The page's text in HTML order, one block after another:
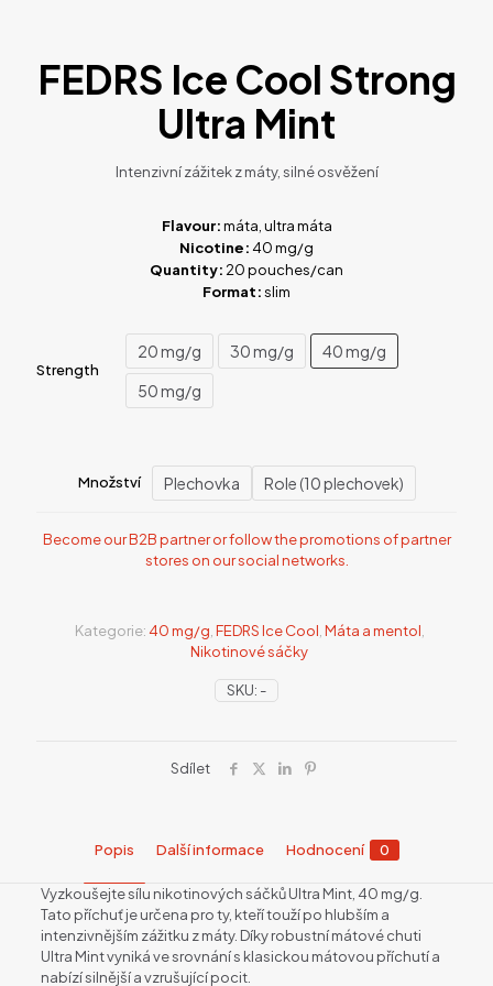
FEDRS Ice Cool Strong
Ultra Mint
Intenzivní zážitek z máty, silné osvěžení
Flavour:máta, ultra máta
Nicotine:40 mg/g
Quantity: 20 pouches/can
Format:slim
Strength
20 mg/g 30 mg/g
40 mg/g
50 mg/g
Množství Plechovka Role (10 plechovek)
Become our B2B partner or follow the promotions of partner
stores on our social networks.
SKU: -
Kategorie:40 mg/g FEDRS Ice Cool Máta a mentol
Nikotinové sáčky
Sdílet
Popis Další informace Hodnocení 0
Vyzkoušejte sílu nikotinových sáčků Ultra Mint, 40 mg/g.
Tato příchuť je určena pro ty, kteří touží po hlubším a
intenzivnějším zážitku z máty. Díky robustní mátové chuti
Ultra Mint vyniká ve srovnání s klasickou mátovou příchutí a
nabízí silnější a vzrušující pocit.